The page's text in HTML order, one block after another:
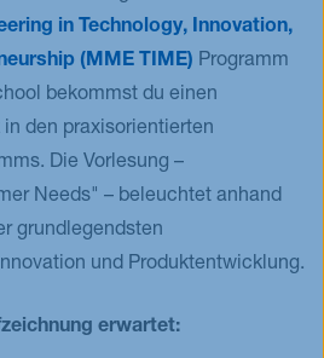
in Technology, Innovation,
(MME TIME) Programm
bekommst du einen
den praxisorientierten
Die Vorlesung –
Needs" – beleuchtet anhand
grundlegendsten
und Produktentwicklung.
erwartet: